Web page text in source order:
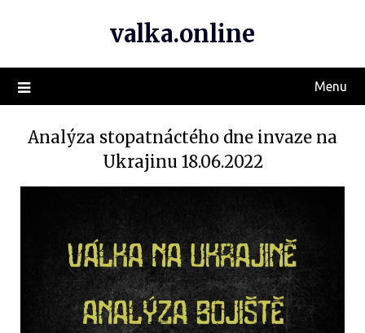
valka.online
Menu
Analýza stopatnáctého dne invaze na
Ukrajinu 18.06.2022